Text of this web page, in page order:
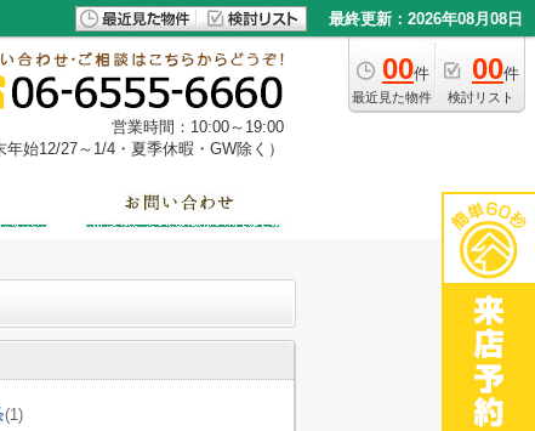
最終更新：2026年08月08日
00件
最近見た物件
00件
検討リスト
営業時間：10:00～19:00
始12/27～1/4・夏季休暇・GW除く）
(1)